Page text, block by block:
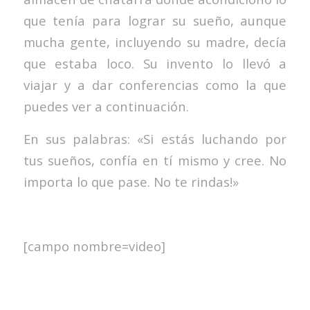
que tenía para lograr su sueño, aunque
mucha gente, incluyendo su madre, decía
que estaba loco. Su invento lo llevó a
viajar y a dar conferencias como la que
puedes ver a continuación.
En sus palabras: «Si estás luchando por
tus sueños, confía en tí mismo y cree. No
importa lo que pase. No te rindas!»
[campo nombre=video]